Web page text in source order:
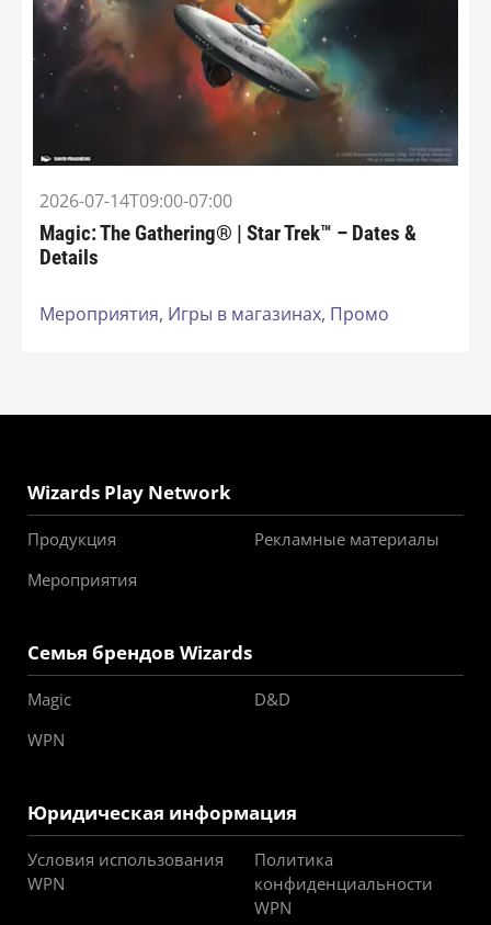
2026-07-14T09:00-07:00
Magic: The Gathering® | Star Trek™ – Dates &
Details
Мероприятия, Игры в магазинах, Промо
Wizards Play Network
Продукция
Рекламные материалы
Мероприятия
Семья брендов Wizards
Magic
D&D
WPN
Юридическая информация
Условия использования
WPN
Политика
конфиденциальности
WPN